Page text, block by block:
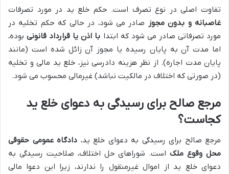
تفاوت اصلی در نوع تصرف است. حکم خلع ید در مورد تصرفات
غاصبانه و بدون مجوز صادر می شود، در حالی که حکم تخلیه در
مورد تصرفاتی صادر می شود که ابتدا با اذن یا قرارداد قانونیبوده،
اما مدت آن به پایان رسیده یا مجوز آن زائل شده است (مانند
پایان مدت اجاره). از نظر هزینه دادرسی نیز، خلع ید مالی و تخلیه
(در صورتی که اختلاف در مالکیت نباشد) غیرمالی محسوب می شود.
مرجع صالح برای رسیدگی به دعوای خلع ید
کجاست؟
مرجع صالح برای رسیدگی به دعوای خلع ید، دادگاه عمومی حقوقی
محل وقوع ملک است. شوراهای حل اختلاف، صلاحیت رسیدگی به
دعوای خلع ید از اموال غیرمنقول را ندارند، زیرا این دعوا مالی